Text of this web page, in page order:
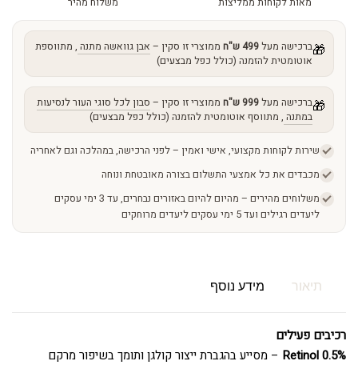
🎁ברכישה מעל499 ש"ח ממוצרי זו סקין – אבן גוואשה מתנה , מתווספת
אוטומטית להזמנה (כולל כפל מבצעים)
🎁ברכישה מעל999 ש"ח ממוצרי זו סקין – סבון לכל סוגי העור לנסיעות
במתנה , מתווסף אוטומטית להזמנה (כולל כפל מבצעים)
שירות לקוחות מקצועי, אישי ואמין – לפני הרכישה, במהלכה וגם לאחריה
מכבדים את כל אמצעי התשלום בצורה מאובטחת ונוחה
משלוחים מהירים – מהיום להיום באזורים נבחרים, עד 3 ימי עסקים
ליעדים רגילים ועד 5 ימי עסקים ליעדים מרוחקים
תיאור מידע נוסף
רכיבים פעילים
0.5% Retinol
– מסייע בהגברת ייצור קולגן ותומך בשיפור מרקם